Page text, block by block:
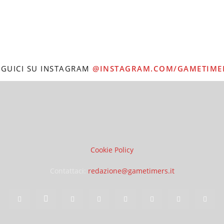
SU INSTAGRAM @INSTAGRAM.COM/
Cookie Policy
redazione@gametimers.it